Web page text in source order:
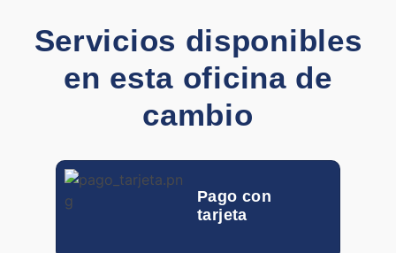
DOP
Servicios disponibles
en esta oficina de
cambio
Pago con
tarjeta